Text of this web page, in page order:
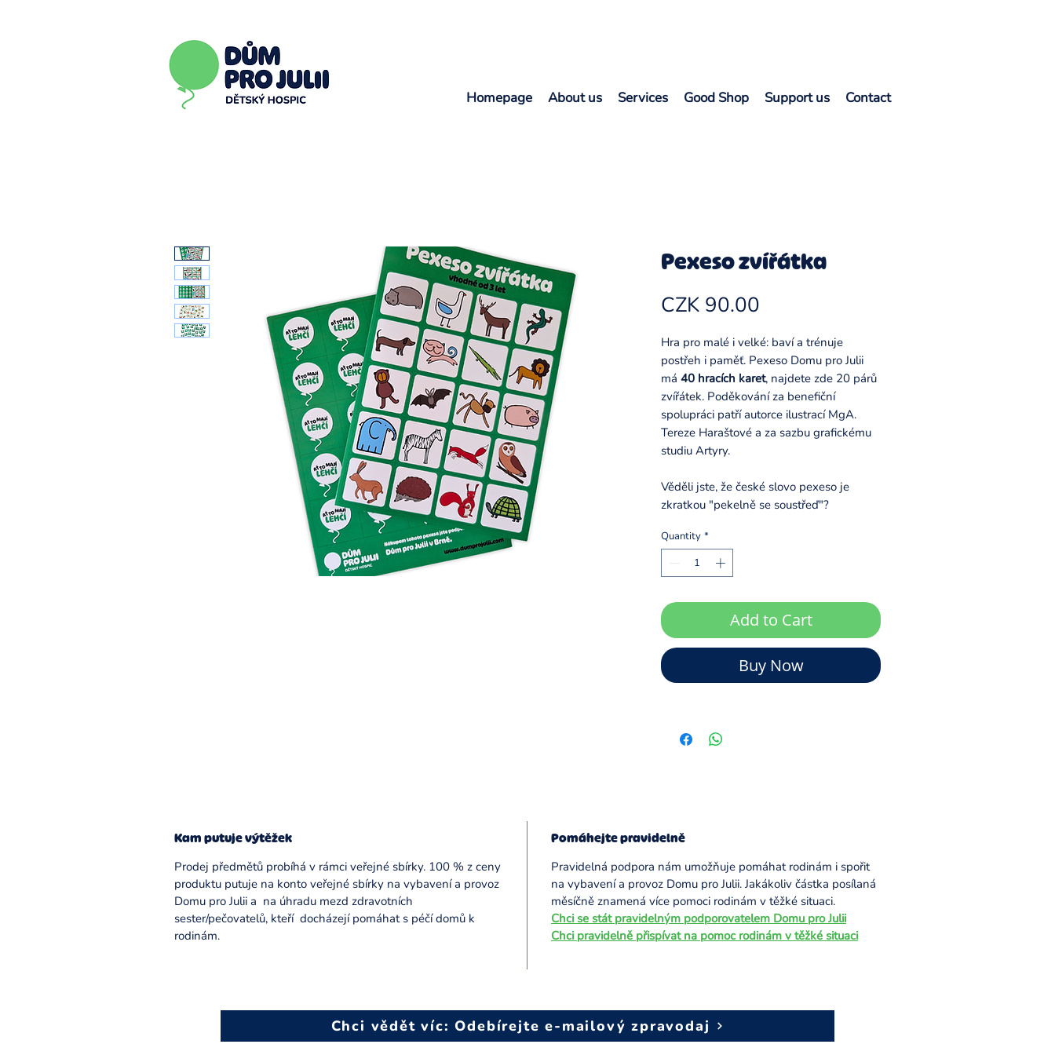
Homepage About us Services Good Shop Support us Contact
Pexeso zvířátka
CZK 90.00
Hra pro malé i velké: baví a trénuje
postřeh i paměť. Pexeso Domu pro Julii
má 40 hracích karet, najdete zde 20 párů
zvířátek. Poděkování za benefiční
spolupráci patří autorce ilustrací MgA.
Tereze Haraštové a za sazbu grafickému
studiu Artyry.
Věděli jste, že české slovo pexeso je
zkratkou "pekelně se soustřeď"?
Quantity *
Add to Cart
Buy Now
Kam putuje výtěžek
Prodej předmětů probíhá v rámci veřejné sbírky. 100 % z ceny
produktu putuje na konto veřejné sbírky na vybavení a provoz
Domu pro Julii a na úhradu mezd zdravotních
sester/pečovatelů, kteří docházejí pomáhat s péčí domů k
rodinám.
Pomáhejte pravidelně
Pravidelná podpora nám umožňuje pomáhat rodinám i spořit
na vybavení a provoz Domu pro Julii. Jakákoliv částka posílaná
měsíčně znamená více pomoci rodinám v těžké situaci.
Chci se stát pravidelným podporovatelem Domu pro Julii
Chci pravidelně přispívat na pomoc rodinám v těžké situaci
Chci vědět víc: Odebírejte e-mailový zpravodaj